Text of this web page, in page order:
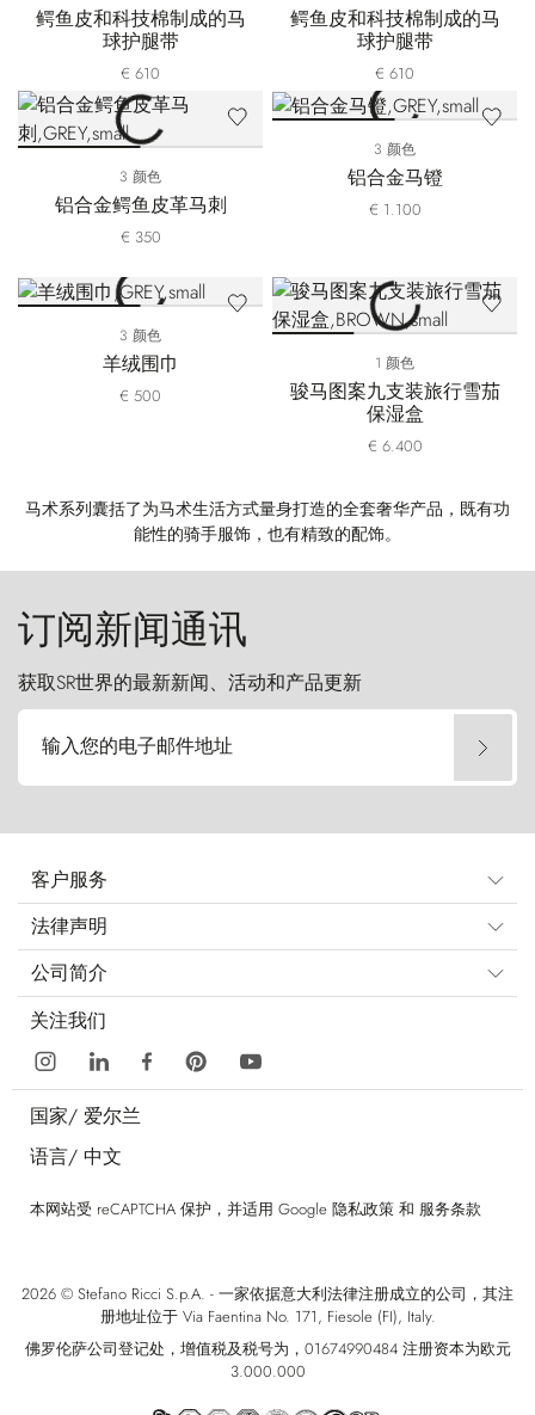
鳄鱼皮和科技棉制成的马
球护腿带
€ 610
鳄鱼皮和科技棉制成的马
球护腿带
€ 610
3 颜色
铝合金鳄鱼皮革马刺
€ 350
3 颜色
铝合金马镫
€ 1.100
3 颜色
羊绒围巾
€ 500
1 颜色
骏马图案九支装旅行雪茄
保湿盒
€ 6.400
马术系列囊括了为马术生活方式量身打造的全套奢华产品，既有功
能性的骑手服饰，也有精致的配饰。
订阅新闻通讯
获取SR世界的最新新闻、活动和产品更新
输入您的电子邮件地址
客户服务
法律声明
公司简介
关注我们
国家/ 爱尔兰
语言/ 中文
本网站受 reCAPTCHA 保护，并适用 Google 隐私政策 和 服务条款
2026 © Stefano Ricci S.p.A. - 一家依据意大利法律注册成立的公司，其注
册地址位于 Via Faentina No. 171, Fiesole (FI), Italy.
佛罗伦萨公司登记处，增值税及税号为，01674990484 注册资本为欧元
3.000.000